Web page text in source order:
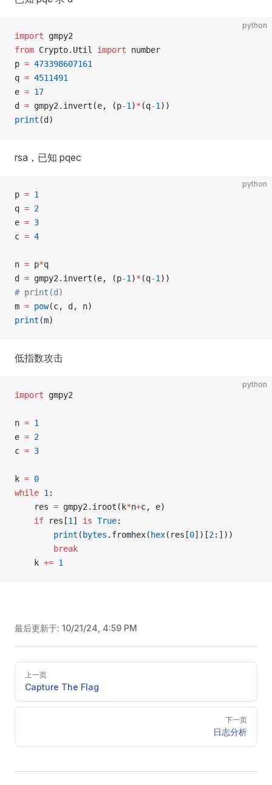
python
import gmpy2
from Crypto.Util import number
p = 473398607161
q = 4511491
e = 17
d = gmpy2.invert(e, (p-1 )* (q-1 ))
print (d)
rsa，已知 pqec
python
p = 1
q = 2
e = 3
c = 4
n = p*q
d = gmpy2.invert(e, (p-1 )* (q-1 ))
# print(d)
m = pow(c, d, n)
print (m)
低指数攻击
python
import gmpy2
n = 1
e = 2
c = 3
k = 0
while 1 :
    res
= gmpy2.iroot(k*n+c, e)
    if
res[1 ] is True:
        print
( bytes .fromhex( hex(res[0])[2:]))
        break
    k
+= 1
最后更新于: 10/21/24, 4:59 PM
Pager
上一页
Capture The Flag
下一页
日志分析